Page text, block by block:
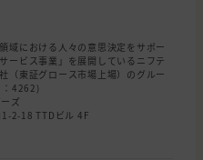
域における人々の意思決定をサポー
ービス事業」を展開しているニフテ
（東証グロース市場上場）のグルー
：4262)
ズ
2-18 TTDビル 4F